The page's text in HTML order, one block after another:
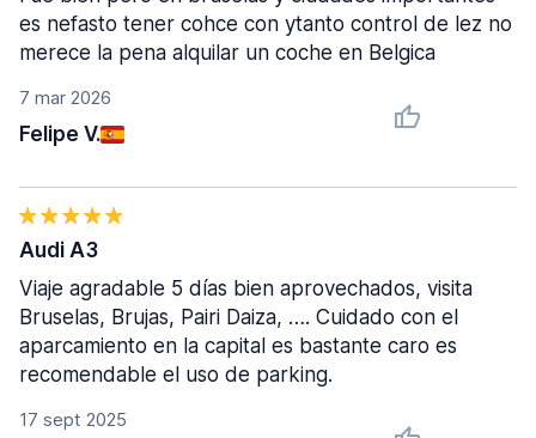
7 mar 2026
Felipe V.
es nefasto tener cohce con ytanto control de lez no
merece la pena alquilar un coche en Belgica
17 sept 2025
Audi A3
Viaje agradable 5 días bien aprovechados, visita
Bruselas, Brujas, Pairi Daiza, …. Cuidado con el
aparcamiento en la capital es bastante caro es
recomendable el uso de parking.